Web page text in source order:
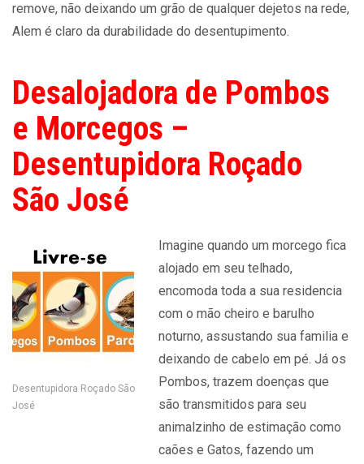
remove, não deixando um grão de qualquer dejetos na rede,
Alem é claro da durabilidade do desentupimento.
Desalojadora de Pombos
e Morcegos –
Desentupidora Roçado
São José
Desentupidora Roçado São
José
Imagine quando um morcego fica
alojado em seu telhado,
encomoda toda a sua residencia
com o mão cheiro e barulho
noturno, assustando sua familia e
deixando de cabelo em pé. Já os
Pombos, trazem doenças que
são transmitidos para seu
animalzinho de estimação como
caões e Gatos, fazendo um